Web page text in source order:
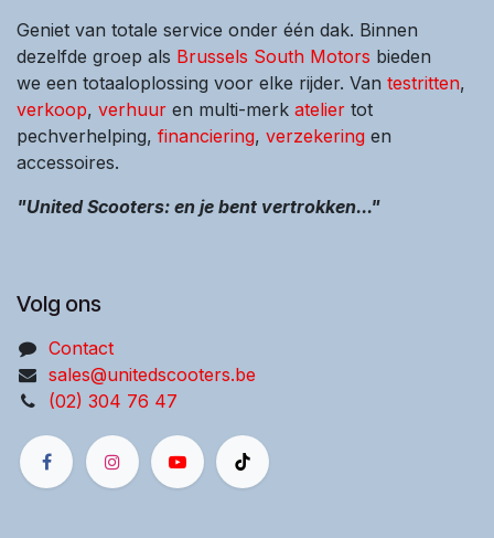
Geniet van totale service onder één dak. Binnen
dezelfde groep als Brussels South Motors bieden
we een totaaloplossing voor elke rijder. Van testritten,
verkoop, verhuur en multi-merk atelier tot
pechverhelping, financiering, verzekering en
accessoires.
"United Scooters: en je bent vertrokken..."
Volg ons
Contact
sales@unitedscooters.be
(02) 304 76 47